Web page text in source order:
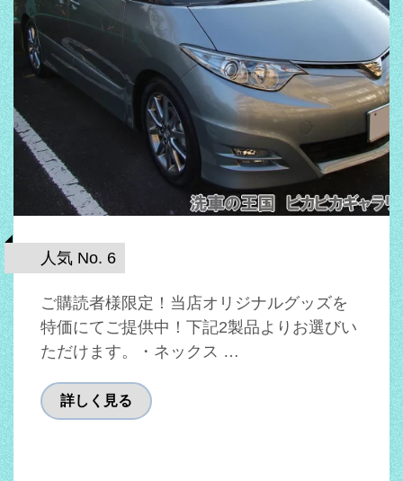
人気 No. 6
ご購読者様限定！当店オリジナルグッズを
特価にてご提供中！下記2製品よりお選びい
ただけます。・ネックス …
詳しく見る